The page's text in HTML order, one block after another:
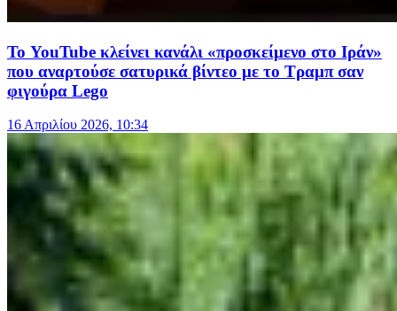
Το YouTube κλείνει κανάλι «προσκείμενο στο Ιράν»
που αναρτούσε σατυρικά βίντεο με το Τραμπ σαν
φιγούρα Lego
16 Απριλίου 2026, 10:34